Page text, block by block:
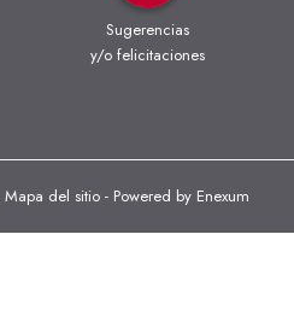
Sugerencias
y/o felicitaciones
Mapa del sitio- Powered by Enexum